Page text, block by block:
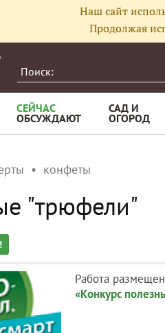
Наш сайт
Продолжая
СЕЙЧАС
ОБСУЖДАЮТ
САД И
ОГОРОД
конфеты
"трюфели"
Работа
«Конкурс